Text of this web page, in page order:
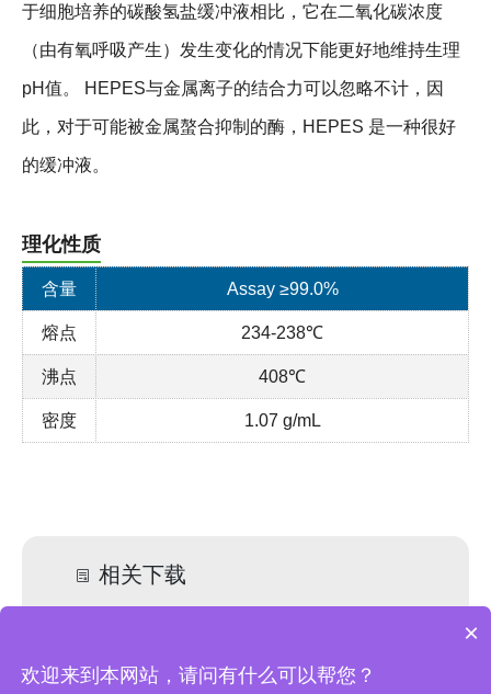
于细胞培养的碳酸氢盐缓冲液相比，它在二氧化碳浓度
（由有氧呼吸产生）发生变化的情况下能更好地维持生理
pH值。 HEPES与金属离子的结合力可以忽略不计，因
此，对于可能被金属螯合抑制的酶，HEPES 是一种很好
的缓冲液。
理化性质
含量 Assay ≥99.0%
熔点 234-238℃
沸点 408℃
密度 1.07 g/mL
相关下载
hepes 化学品安全技术说明书-f11012.pdf
×
欢迎来到本网站，请问有什么可以帮您？